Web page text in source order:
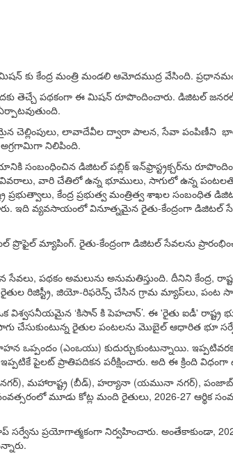
కు కేంద్ర మంత్రి మండలి ఆమోదముద్ర వేసింది.
తెచ్చే పథకంగా ఈ మిషన్ రూపొందించారు. డిజిటల్
చెల్లింపులు, లావాదేవీల ద్వారా పాలన, సేవా పంపిణీని
నిలిపింది.
సంబంధించిన డిజిటల్ పబ్లిక్ ఇన్‌ఫ్రాస్ట్రక్చర్‌ను
వారి చేతిలో ఉన్న భూములు, సాగులో ఉన్న పంటలతో
కేంద్ర ప్రభుత్వ మంత్రిత్వ శాఖల సంబంధిత
ఇది వ్యవసాయంలో వినూత్నమైన రైతు-కేంద్రంగా డిజిటల్
ప్రొఫైల్ మ్యాపింగ్. రైతు-కేంద్రంగా డిజిటల్
పథకం అమలును అనుమతిస్తుంది. దీనిని కేంద్ర,
రిజిస్ట్రీ, జియో-రిఫరెన్స్ చేసిన గ్రామ మ్యాప్‌లు, పంట
ఒక విశ్వసనీయమైన ‘కిసాన్ కి పెహచాన్’. ఈ 'రైతు ఐడీ'
రైతుల పంటలను మొబైల్ ఆధారిత భూ
(ఎంఒయు) కుదుర్చుకుంటున్నాయి.
పైలట్ ప్రాతిపదికన పరీక్షించారు. అది ఈ క్రింది విధంగా
మహారాష్ట్ర (బీడ్), హర్యానా (యమునా నగర్), పంజాబ్
మూడు కోట్ల మంది రైతులు, 2026-27 ఆర్థిక
ప్రయోగాత్మకంగా నిర్వహించారు. అంతేకాకుండా, 2024-